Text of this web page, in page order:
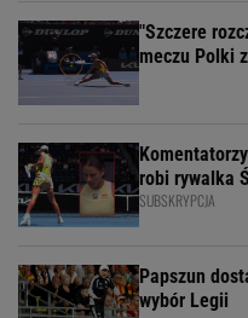
"Szczere
meczu Polki
robi rywalka
SUBSKRYPCJA
Papszun
wybór Legii